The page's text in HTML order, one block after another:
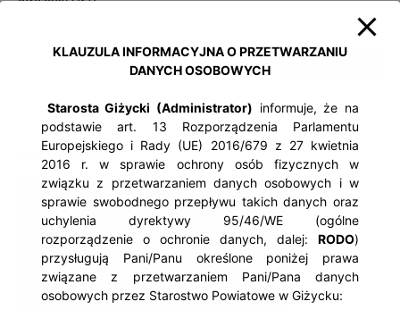
GEOPORTAL
KLAUZULA INFORMACYJNA O PRZETWARZANIU
DANYCH OSOBOWYCH
Starosta Giżycki (Administrator) informuje, że na
podstawie art. 13 Rozporządzenia Parlamentu
Europejskiego i Rady (UE) 2016/679 z 27 kwietnia
2016 r. w sprawie ochrony osób fizycznych w
związku z przetwarzaniem danych osobowych i w
sprawie swobodnego przepływu takich danych oraz
uchylenia dyrektywy 95/46/WE (ogólne
rozporządzenie o ochronie danych, dalej: RODO)
przysługują Pani/Panu określone poniżej prawa
związane z przetwarzaniem Pani/Pana danych
osobowych przez Starostwo Powiatowe w Giżycku: